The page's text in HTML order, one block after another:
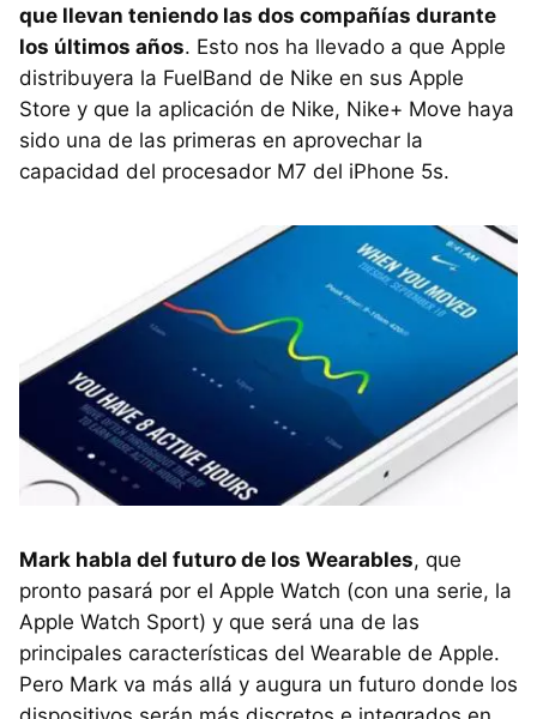
que llevan teniendo las dos compañías durante
los últimos años. Esto nos ha llevado a que Apple
distribuyera la FuelBand de Nike en sus Apple
Store y que la aplicación de Nike, Nike+ Move haya
sido una de las primeras en aprovechar la
capacidad del procesador M7 del iPhone 5s.
Mark habla del futuro de los Wearables, que
pronto pasará por el Apple Watch (con una serie, la
Apple Watch Sport) y que será una de las
principales características del Wearable de Apple.
Pero Mark va más allá y augura un futuro donde los